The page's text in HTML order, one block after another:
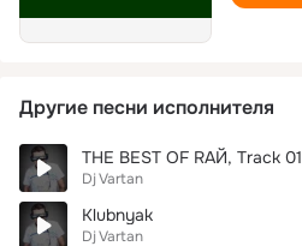
Другие песни исполнителя
THE BEST OF RАЙ, Track 01
Dj Vartan
Klubnyak
Dj Vartan